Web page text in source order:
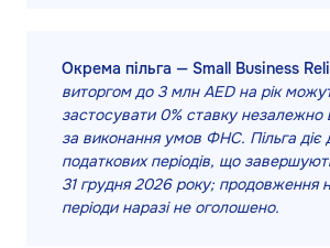
Окрема пільга — Small Business
виторгом до 3 млн AED на рік
застосувати 0% ставку незалежно
за виконання умов ФНС. Пільга діє
податкових періодів, що
31 грудня 2026 року; продовження
періоди наразі не оголошено.